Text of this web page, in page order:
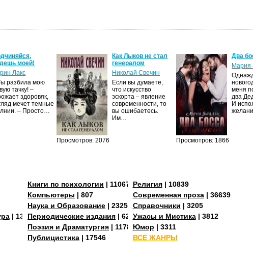
моей!
Лакс
разбила мою
тачку! –
здоровяк,
мечет темные
– Просто…
Просмотров: 2076
Как Лыков не стал
генералом
Николай Свечин
Если вы думаете,
что искусство
эскорта – явление
современности, то
вы ошибаетесь.
Им…
Просмотров: 1866
Два
Мария
меня
два
И
| 13273
Книги по психологии | 11067
Компьютеры | 807
Наука и Образование | 23255
Периодические издания | 629
Поэзия и Драматургия | 11784
Публицистика | 17546
Религия| 10839
Современная проза| 36639
Справочники | 3205
Ужасы и Мистика| 3812
Юмор | 3311
ВСЕ ЖАНРЫ